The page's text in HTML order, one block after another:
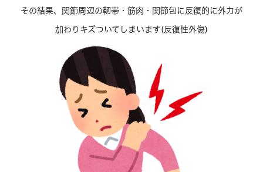
その結果、関節周辺の靭帯・筋肉・関節包に反復的に外力が
加わりキズついてしまいます(反復性外傷)